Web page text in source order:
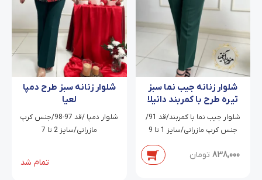
شلوار زنانه جیب نما سبز
تیره طرح با کمربند دانیلا
شلوار جیب نما با کمربند/قد 91/
جنس کرپ مازراتی/سایز 1 تا 9
838,000 تومان
شلوار زنانه سبز طرح دمپا
لعیا
شلوار دمپا /قد 97-98/جنس کرپ
مازراتی/سایز 2 تا 7
تمام شد